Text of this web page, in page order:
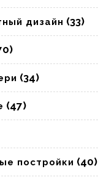
дизайн (33)
(34)
(47)
постройки (40)